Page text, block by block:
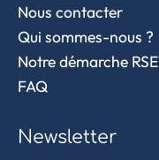
Nous contacter
Qui sommes-nous ?
Notre démarche RSE
FAQ
Newsletter